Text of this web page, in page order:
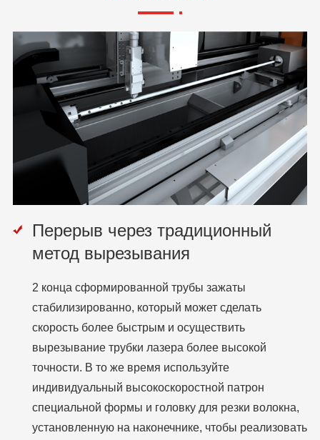
Перерыв через традиционный
метод вырезывания
2 конца сформированной трубы зажаты
стабилизированно, который может сделать
скорость более быстрым и осуществить
вырезывание трубки лазера более высокой
точности. В то же время используйте
индивидуальный высокоскоростной патрон
специальной формы и головку для резки волокна,
установленную на наконечнике, чтобы реализовать